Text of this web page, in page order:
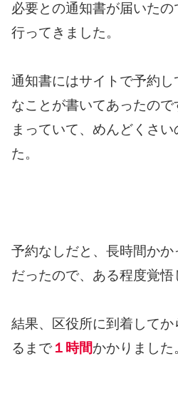
必要との通知書が届いた
行ってきました。
通知書にはサイトで予約
なことが書いてあったの
まっていて、めんどくさ
た。
予約なしだと、長時間かか
だったので、ある程度覚悟
結果、区役所に到着して
るまで １時間かかりました